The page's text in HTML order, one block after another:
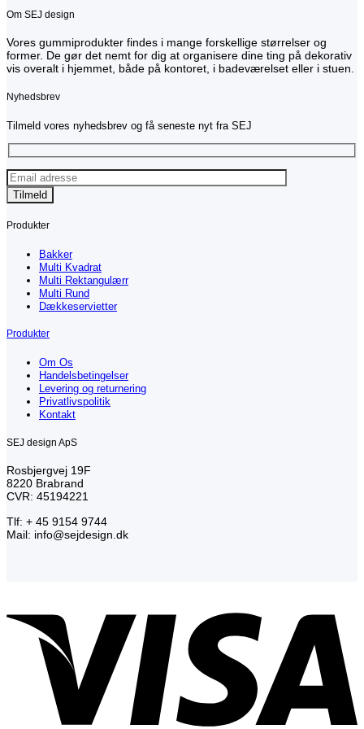
Om SEJ design
Vores gummiprodukter findes i mange forskellige størrelser og
former. De gør det nemt for dig at organisere dine ting på dekorativ
vis overalt i hjemmet, både på kontoret, i badeværelset eller i stuen.
Nyhedsbrev
Tilmeld vores nyhedsbrev og få seneste nyt fra SEJ
Produkter
Bakker
Multi Kvadrat
Multi Rektangulærr
Multi Rund
Dækkeservietter
Produkter
Om Os
Handelsbetingelser
Levering og returnering
Privatlivspolitik
Kontakt
SEJ design ApS
Rosbjergvej 19F
8220 Brabrand
CVR: 45194221
Tlf: + 45 9154 9744
Mail: info@sejdesign.dk